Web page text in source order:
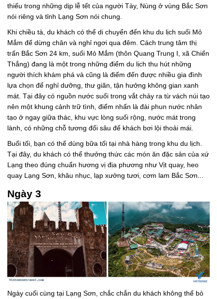
thiếu trong những dịp lễ tết của người Tày, Nùng ở vùng Bắc Sơn
nói riêng và tỉnh Lạng Sơn nói chung.
Khi chiều tà, du khách có thể di chuyển đến khu du lịch suối Mỏ
Mắm để dừng chân và nghỉ ngơi qua đêm. Cách trung tâm thị
trấn Bắc Sơn 24 km, suối Mỏ Mắm (thôn Quang Trung I, xã Chiến
Thắng) đang là một trong những điểm du lịch thu hút những
người thích khám phá và cũng là điểm đến được nhiều gia đình
lựa chọn để nghỉ dưỡng, thư giãn, tận hưởng không gian xanh
mát. Tại đây có nguồn nước suối trong vắt chảy ra từ vách núi tạo
nên một khung cảnh trữ tình, điểm nhấn là đài phun nước nhân
tạo ở ngay giữa thác, khu vực lòng suối rộng, nước mát trong
lành, có những chỗ tương đối sâu để khách bơi lội thoải mái.
Buổi tối, bạn có thể dùng bữa tối tại nhà hàng trong khu du lịch.
Tại đây, du khách có thể thưởng thức các món ăn đặc sản của xứ
Lạng theo đúng chuẩn hương vị địa phương như Vịt quay, heo
quay Lạng Sơn, khâu nhục, lạp xưởng tươi, cơm lam Bắc Sơn...
Ngày 3
Ngày cuối cùng tại Lạng Sơn, chắc chắn du khách không thể bỏ